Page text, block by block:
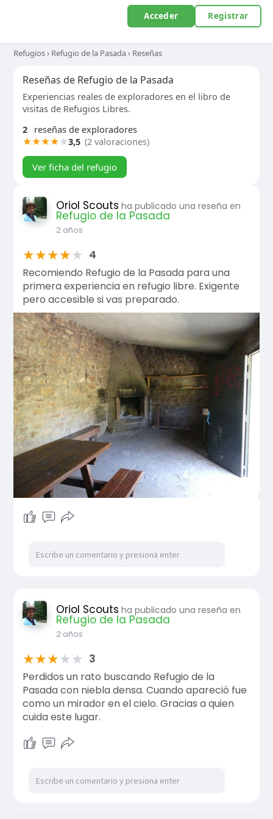
Acceder Registrar
Refugios› Refugio de la Pasada› Reseñas
Reseñas de Refugio de la Pasada
Experiencias reales de exploradores en el libro de
visitas de Refugios Libres.
2
reseñas de exploradores
★★★★★3,5 (2 valoraciones)
Ver ficha del refugio
Oriol Scouts ha publicado una reseña en
Refugio de la Pasada
2 años
★★★★★ 4
Recomiendo Refugio de la Pasada para una
primera experiencia en refugio libre. Exigente
pero accesible si vas preparado.
Oriol Scouts ha publicado una reseña en
Refugio de la Pasada
2 años
★★★★★ 3
Perdidos un rato buscando Refugio de la
Pasada con niebla densa. Cuando apareció fue
como un mirador en el cielo. Gracias a quien
cuida este lugar.